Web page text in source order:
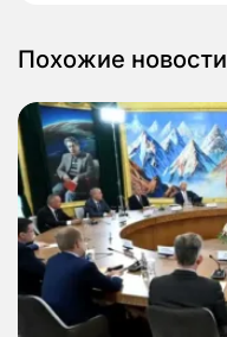
Похожие новости